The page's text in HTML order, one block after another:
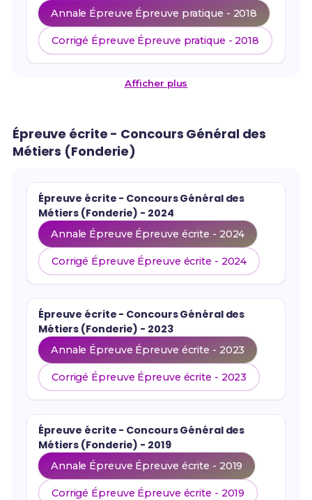
Annale Épreuve Épreuve pratique - 2018
Corrigé Épreuve Épreuve pratique - 2018
Afficher plus
Épreuve écrite - Concours Général des
Métiers (Fonderie)
Épreuve écrite - Concours Général des
Métiers (Fonderie) - 2024
Annale Épreuve Épreuve écrite - 2024
Corrigé Épreuve Épreuve écrite - 2024
Épreuve écrite - Concours Général des
Métiers (Fonderie) - 2023
Annale Épreuve Épreuve écrite - 2023
Corrigé Épreuve Épreuve écrite - 2023
Épreuve écrite - Concours Général des
Métiers (Fonderie) - 2019
Annale Épreuve Épreuve écrite - 2019
Corrigé Épreuve Épreuve écrite - 2019